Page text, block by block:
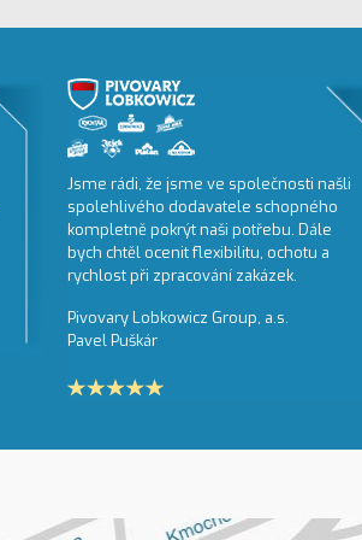
Jsme rádi, že jsme ve společnosti našli
spolehlivého dodavatele schopného
kompletně pokrýt naši potřebu. Dále
bych chtěl ocenit flexibilitu, ochotu a
rychlost při zpracování zakázek.
Pivovary Lobkowicz Group, a.s.
Pavel Puškár